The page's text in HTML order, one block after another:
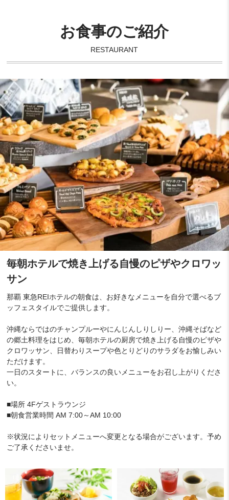
お食事のご紹介
RESTAURANT
毎朝ホテルで焼き上げる自慢のピザやクロワッ
サン
那覇 東急REIホテルの朝食は、お好きなメニューを自分で選べるブ
ッフェスタイルでご提供します。
沖縄ならではのチャンプルーやにんじんしりしりー、沖縄そばなど
の郷土料理をはじめ、毎朝ホテルの厨房で焼き上げる自慢のピザや
クロワッサン、日替わりスープや色とりどりのサラダをお愉しみい
ただけます。
一日のスタートに、バランスの良いメニューをお召し上がりくださ
い。
■場所 4Fゲストラウンジ
■朝食営業時間 AM 7:00～AM 10:00
※状況によりセットメニューへ変更となる場合がございます。予め
ご了承くださいませ。